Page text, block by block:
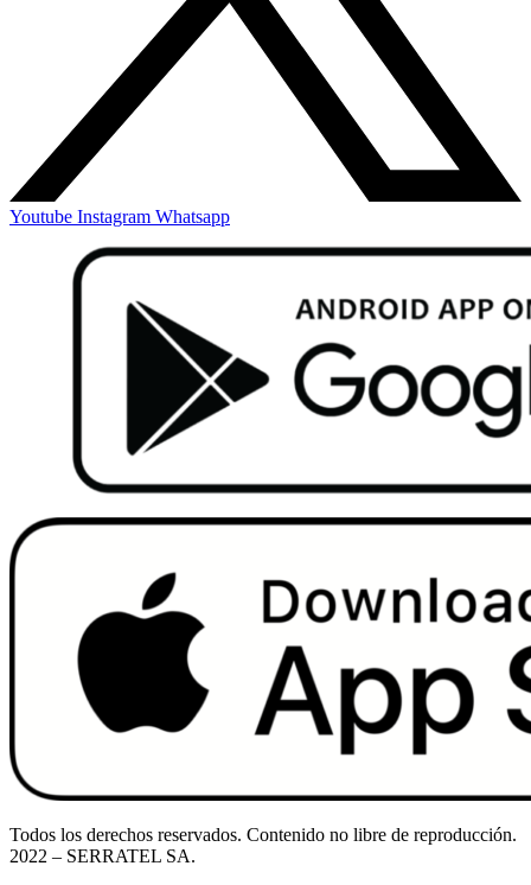
Youtube Instagram Whatsapp
Todos los derechos reservados. Contenido no libre de reproducción.
2022 – SERRATEL SA.